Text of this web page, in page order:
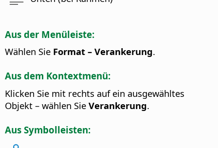
Aus der Menüleiste:
Wählen Sie Format – Verankerung.
Aus dem Kontextmenü:
Klicken Sie mit rechts auf ein ausgewähltes
Objekt – wählen Sie Verankerung.
Aus Symbolleisten: